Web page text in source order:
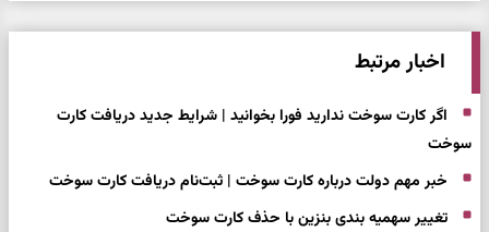
اخبار مرتبط
اگر کارت سوخت ندارید فورا بخوانید | شرایط جدید دریافت کارت
سوخت
خبر مهم دولت درباره کارت سوخت | ثبت‌نام دریافت کارت سوخت
تغییر سهمیه بندی بنزین با حذف کارت سوخت